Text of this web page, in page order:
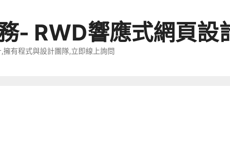
- RWD響應式網頁設
有程式與設計團隊,立即線上詢問